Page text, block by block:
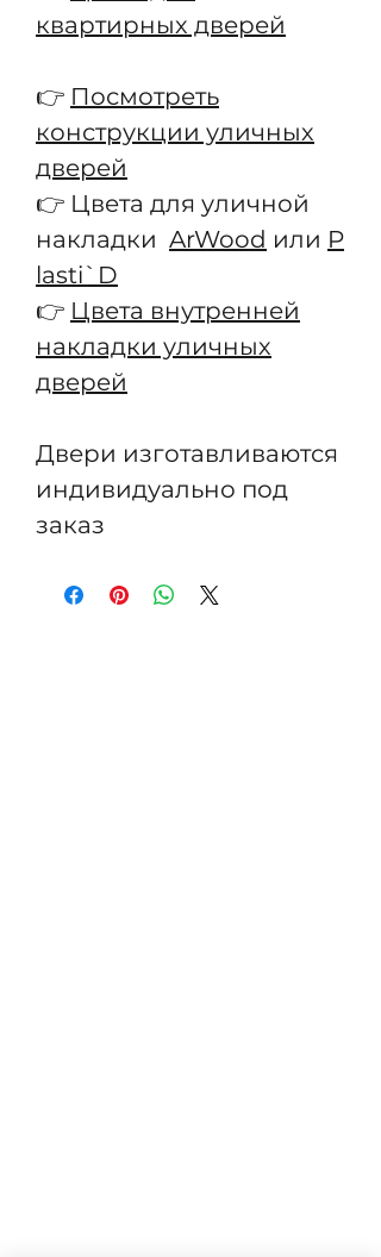
квартирных дверей
👉 Посмотреть
конструкции уличных
дверей
👉 Цвета для уличной
накладки ArWood или P
lasti`D
👉 Цвета внутренней
накладки уличных
дверей
Двери изготавливаются
индивидуально под
заказ